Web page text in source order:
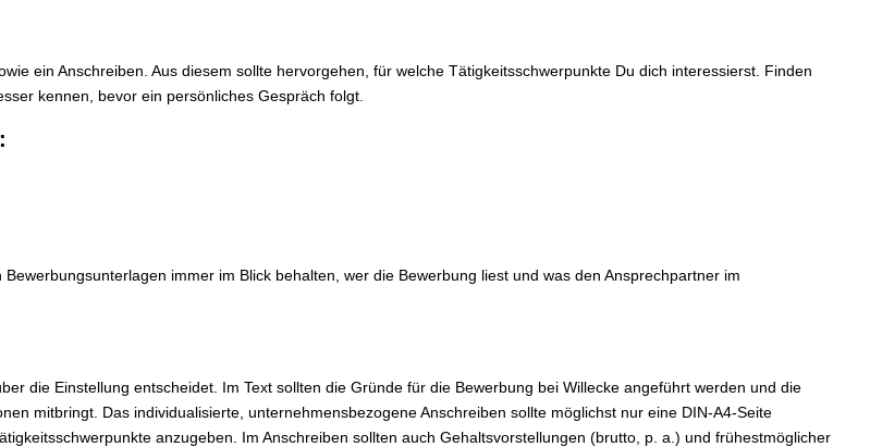
ein Anschreiben. Aus diesem sollte hervorgehen, für welche Tätigkeitsschwerpunkte Du dich interessierst. Finden
kennen, bevor ein persönliches Gespräch folgt.
immer im Blick behalten, wer die Bewerbung liest und was den Ansprechpartner im
die Einstellung entscheidet. Im Text sollten die Gründe für die Bewerbung bei Willecke angeführt werden und die
mitbringt. Das individualisierte, unternehmensbezogene Anschreiben sollte möglichst nur eine DIN-A4-Seite
anzugeben. Im Anschreiben sollten auch Gehaltsvorstellungen (brutto, p. a.) und frühestmöglicher